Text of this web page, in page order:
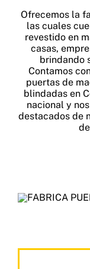
Ofrecemos la
las cuales
revestido en
casas,
brindando
Contamos
puertas de
blindadas en
nacional y
destacados de